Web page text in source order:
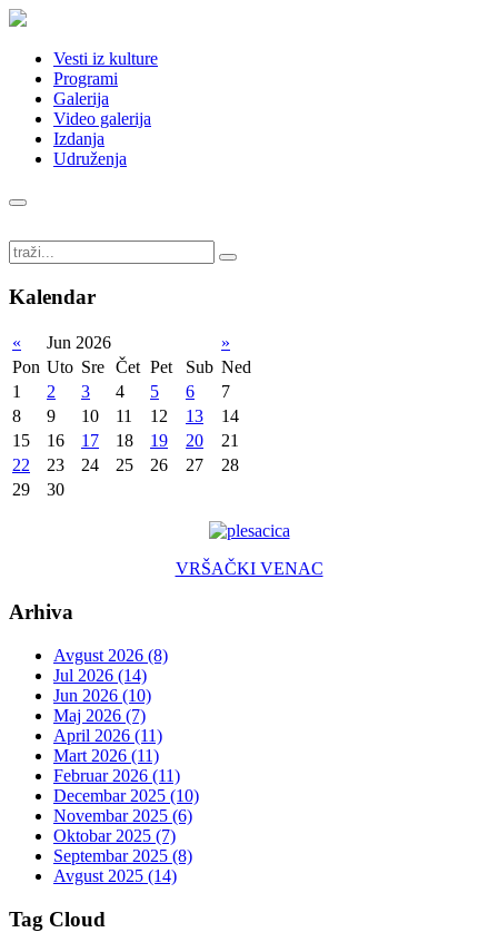
Vesti iz kulture
Programi
Galerija
Video galerija
Izdanja
Udruženja
Kalendar
« Jun 2026
»
Pon Uto Sre Čet Pet Sub Ned
1
2 3 4 5 6
7
8
9 10 11 12 13
14
15
16 17 18 19 20
21
22
23 24 25 26 27
28
29
30
VRŠAČKI VENAC
Arhiva
Avgust 2026 (8)
Jul 2026 (14)
Jun 2026 (10)
Maj 2026 (7)
April 2026 (11)
Mart 2026 (11)
Februar 2026 (11)
Decembar 2025 (10)
Novembar 2025 (6)
Oktobar 2025 (7)
Septembar 2025 (8)
Avgust 2025 (14)
Tag Cloud